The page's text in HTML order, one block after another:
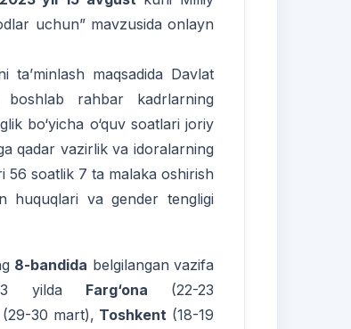
uchun” mavzusida onlayn
ta’minlash maqsadida Davlat
rahbar kadrlarning
bo‘yicha o‘quv soatlari joriy
qadar vazirlik va idoralarning
soatlik 7 ta malaka oshirish
huquqlari va gender tengligi
8-bandida belgilangan vazifa
yilda Farg‘ona (22-23
30 mart), Toshkent (18-19